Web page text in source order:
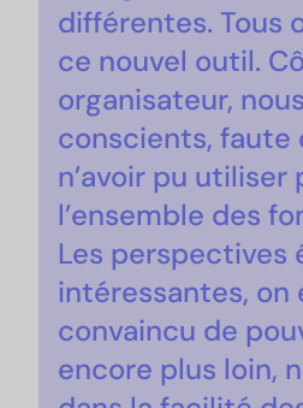
différentes. Tous
ce nouvel outil.
organisateur,
conscients, faute
n’avoir pu
l’ensemble des
Les perspectives
intéressantes, on
convaincu de
encore plus loin,